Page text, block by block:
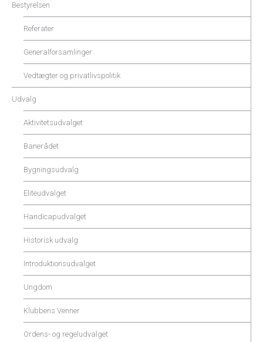
Bestyrelsen
Referater
Generalforsamlinger
Vedtægter og privatlivspolitik
Udvalg
Aktivitetsudvalget
Banerådet
Bygningsudvalg
Eliteudvalget
Handicapudvalget
Historisk udvalg
Introduktionsudvalget
Ungdom
Klubbens Venner
Ordens- og regeludvalget